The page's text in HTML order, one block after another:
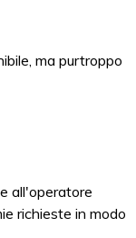
ma purtroppo
all'operatore
richieste in modo